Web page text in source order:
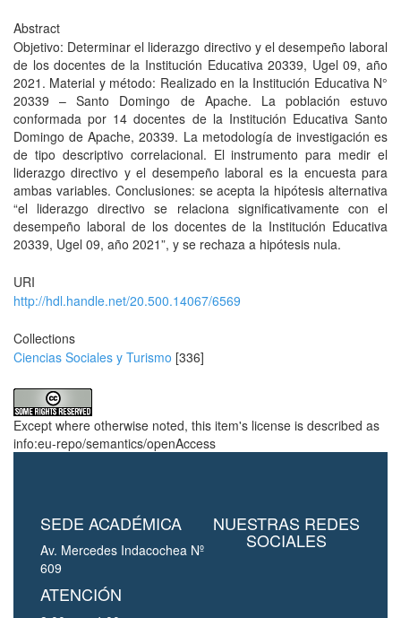
Abstract
Objetivo: Determinar el liderazgo directivo y el desempeño laboral
de los docentes de la Institución Educativa 20339, Ugel 09, año
2021. Material y método: Realizado en la Institución Educativa N°
20339 – Santo Domingo de Apache. La población estuvo
conformada por 14 docentes de la Institución Educativa Santo
Domingo de Apache, 20339. La metodología de investigación es
de tipo descriptivo correlacional. El instrumento para medir el
liderazgo directivo y el desempeño laboral es la encuesta para
ambas variables. Conclusiones: se acepta la hipótesis alternativa
“el liderazgo directivo se relaciona significativamente con el
desempeño laboral de los docentes de la Institución Educativa
20339, Ugel 09, año 2021”, y se rechaza a hipótesis nula.
URI
http://hdl.handle.net/20.500.14067/6569
Collections
Ciencias Sociales y Turismo [336]
Except where otherwise noted, this item's license is described as
info:eu-repo/semantics/openAccess
SEDE ACADÉMICA
Av. Mercedes Indacochea Nº
609
ATENCIÓN
NUESTRAS REDES
SOCIALES